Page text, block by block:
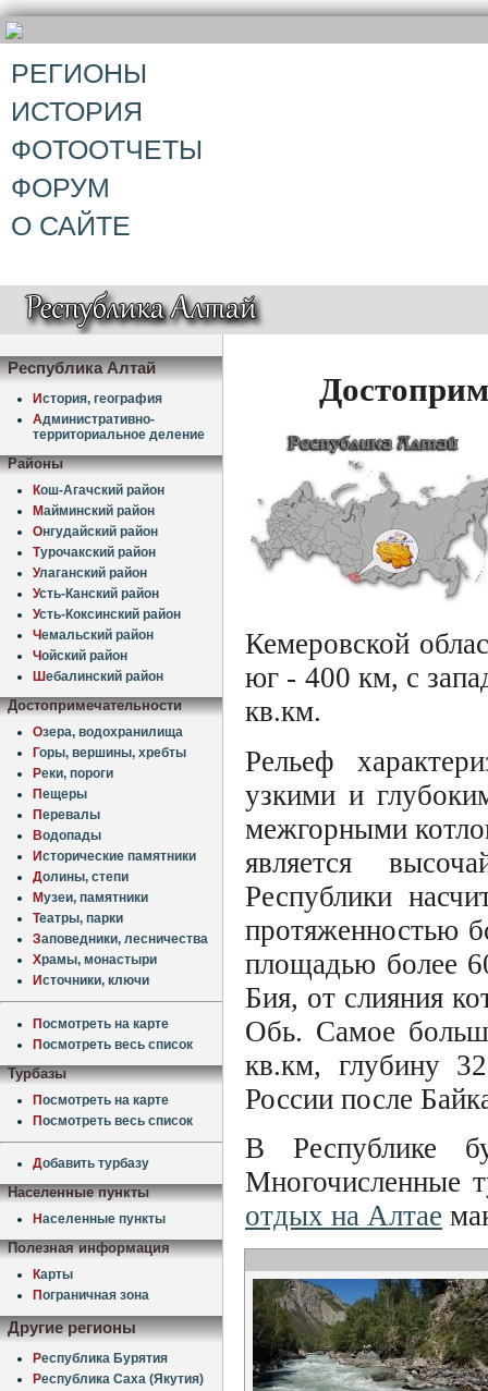
РЕГИОНЫ
ИСТОРИЯ
ФОТООТЧЕТЫ
ФОРУМ
О САЙТЕ
Республика Алтай
История, география
Административно-
территориальное деление
Районы
Кош-Агачский район
Майминский район
Онгудайский район
Турочакский район
Улаганский район
Усть-Канский район
Усть-Коксинский район
Чемальский район
Чойский район
Шебалинский район
Достопримечательности
Озера, водохранилища
Горы, вершины, хребты
Реки, пороги
Пещеры
Перевалы
Водопады
Исторические памятники
Долины, степи
Музеи, памятники
Театры, парки
Заповедники, лесничества
Храмы, монастыри
Источники, ключи
Посмотреть на карте
Посмотреть весь список
Турбазы
Посмотреть на карте
Посмотреть весь список
Добавить турбазу
Населенные пункты
Населенные пункты
Полезная информация
Карты
Пограничная зона
Другие регионы
Республика Бурятия
Республика Саха (Якутия)
Кемеровской
юг - 400 км, с
кв.км.
Рельеф
узкими и
межгорными
является
Республики
протяженностью
площадью более
Бия, от слияния
Обь. Самое
кв.км, глубину
России после
В Республике
Многочисленные
отдых на Алтае